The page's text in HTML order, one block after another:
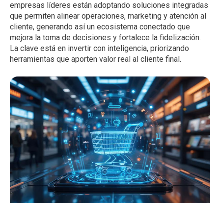
empresas líderes están adoptando soluciones integradas
que permiten alinear operaciones, marketing y atención al
cliente, generando así un ecosistema conectado que
mejora la toma de decisiones y fortalece la fidelización.
La clave está en invertir con inteligencia, priorizando
herramientas que aporten valor real al cliente final.